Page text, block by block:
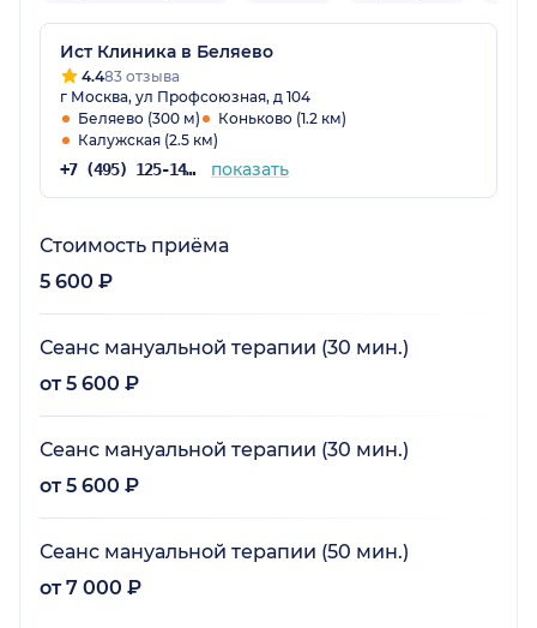
Ист Клиника в Беляево
4.483 отзыва
г Москва, ул Профсоюзная, д 104
Беляево (300 м)
Коньково (1.2 км)
Калужская (2.5 км)
+7 (495) 125-14-89 показать
Стоимость приёма
5 600 ₽
Сеанс мануальной терапии (30 мин.)
от 5 600 ₽
Сеанс мануальной терапии (30 мин.)
от 5 600 ₽
Сеанс мануальной терапии (50 мин.)
от 7 000 ₽